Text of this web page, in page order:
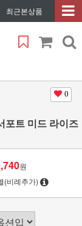
최근본상품
0
포트 미드 라이즈
원
(비례추가)